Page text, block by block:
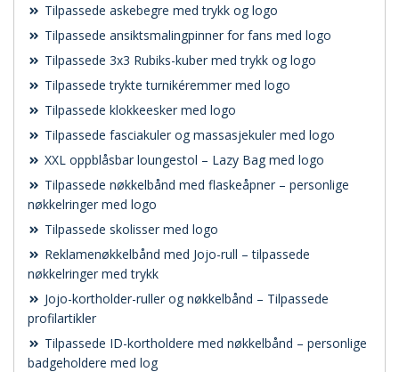
Tilpassede askebegre med trykk og logo
Tilpassede ansiktsmalingpinner for fans med logo
Tilpassede 3x3 Rubiks-kuber med trykk og logo
Tilpassede trykte turnikéremmer med logo
Tilpassede klokkeesker med logo
Tilpassede fasciakuler og massasjekuler med logo
XXL oppblåsbar loungestol – Lazy Bag med logo
Tilpassede nøkkelbånd med flaskeåpner – personlige
nøkkelringer med logo
Tilpassede skolisser med logo
Reklamenøkkelbånd med Jojo-rull – tilpassede
nøkkelringer med trykk
Jojo-kortholder-ruller og nøkkelbånd – Tilpassede
profilartikler
Tilpassede ID-kortholdere med nøkkelbånd – personlige
badgeholdere med log